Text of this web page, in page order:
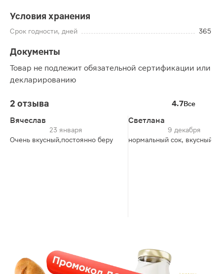
Условия хранения
Срок годности, дней 365
Документы
Товар не подлежит обязательной сертификации или
декларированию
2 отзыва 4.7Все
Вячеслав
23 января
Очень вкусный,постоянно беру
Светлана
9 декабря
нормальный сок, вкусный